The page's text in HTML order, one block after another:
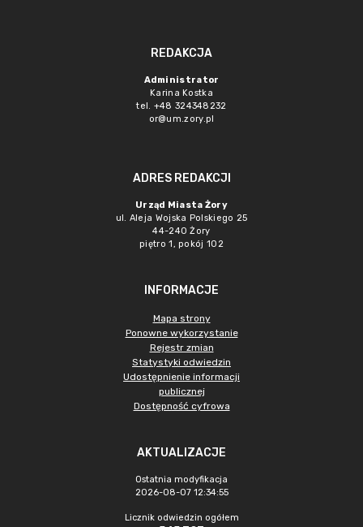
REDAKCJA
Administrator
Karina Kostka
tel. +48 324348232
or@um.zory.pl
ADRES REDAKCJI
Urząd Miasta Żory
ul. Aleja Wojska Polskiego 25
44-240 Żory
piętro 1, pokój 102
INFORMACJE
Mapa strony
Ponowne wykorzystanie
Rejestr zmian
Statystyki odwiedzin
Udostępnienie informacji
publicznej
Dostępność cyfrowa
AKTUALIZACJE
Ostatnia modyfikacja
2026-08-07 12:34:55
Licznik odwiedzin ogółem